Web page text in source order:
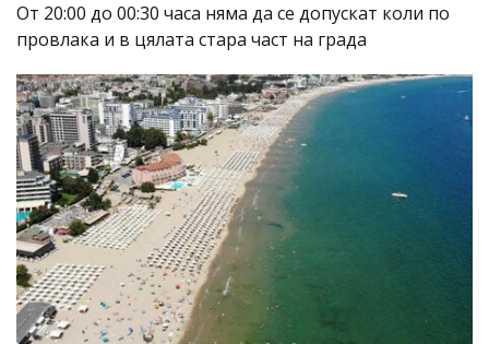
От 20:00 до 00:30 часа няма да се допускат коли по
провлака и в цялата стара част на града